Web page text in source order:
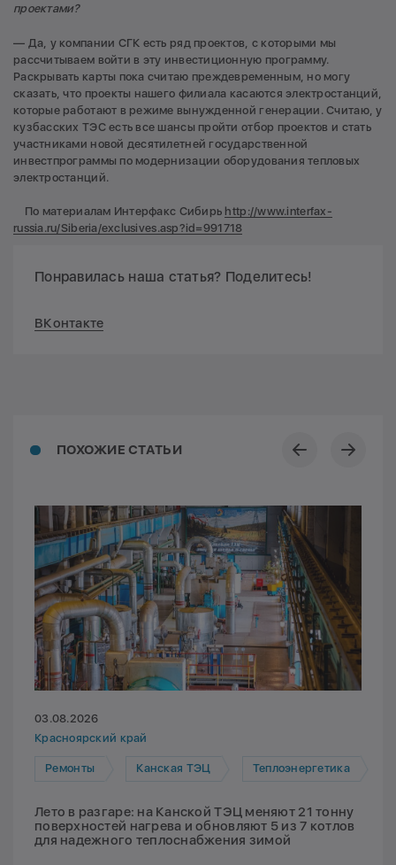
проектами?
— Да, у компании СГК есть ряд проектов, с которыми мы
рассчитываем войти в эту инвестиционную программу.
Раскрывать карты пока считаю преждевременным, но могу
сказать, что проекты нашего филиала касаются электростанций,
которые работают в режиме вынужденной генерации. Считаю, у
кузбасских ТЭС есть все шансы пройти отбор проектов и стать
участниками новой десятилетней государственной
инвестпрограммы по модернизации оборудования тепловых
электростанций.
По материалам Интерфакс Сибирь http://www.interfax-
russia.ru/Siberia/exclusives.asp?id=991718
Понравилась наша статья? Поделитесь!
ВКонтакте
ПОХОЖИЕ СТАТЬИ
03.08.2026
Красноярский край
Ремонты Канская ТЭЦ Теплоэнергетика
Лето в разгаре: на Канской ТЭЦ меняют 21 тонну
поверхностей нагрева и обновляют 5 из 7 котлов
для надежного теплоснабжения зимой